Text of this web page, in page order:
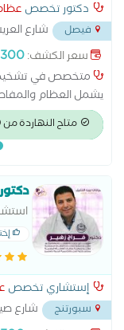
دكتور تخصص
فيصل
شارع
أمام مول الثريا...
سعر الكشف:300
متخصص في تشخيص
يشمل العظام
في علاج خشونة
إصابات الملاعب،
متاح النهاردة من 4:00 مساءً
إستشاري تخصص
سبورتنج
شارع